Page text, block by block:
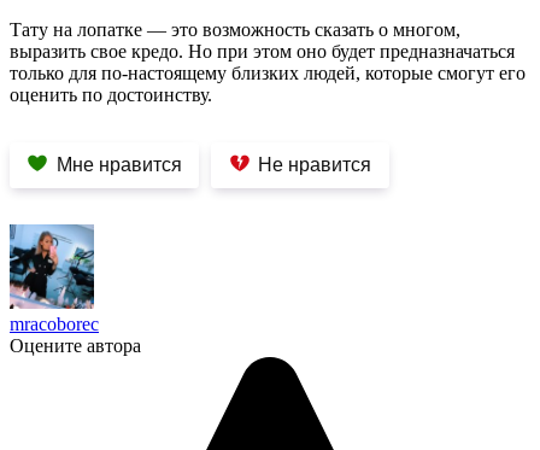
Тату на лопатке — это возможность сказать о многом,
выразить свое кредо. Но при этом оно будет предназначаться
только для по-настоящему близких людей, которые смогут его
оценить по достоинству.
Мне нравится Не нравится
mracoborec
Оцените автора